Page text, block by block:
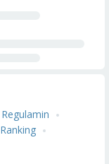
Regulamin
Ranking